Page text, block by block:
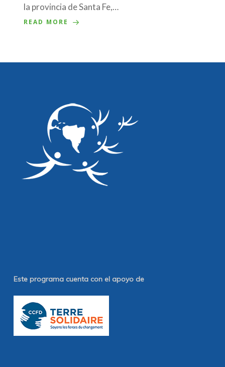
la provincia de Santa Fe,…
READ MORE
Este programa cuenta con el apoyo de